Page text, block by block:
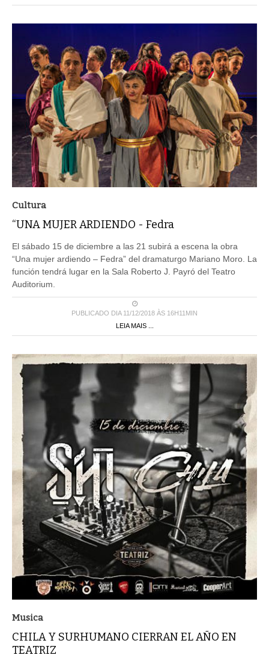
Cultura
“UNA MUJER ARDIENDO - Fedra
El sábado 15 de diciembre a las 21 subirá a escena la obra
“Una mujer ardiendo – Fedra” del dramaturgo Mariano Moro. La
función tendrá lugar en la Sala Roberto J. Payró del Teatro
Auditorium.
PUBLICADO DIA 11/12/2018 ÀS 16H11MIN
LEIA MAIS ...
Musica
CHILA Y SURHUMANO CIERRAN EL AÑO EN
TEATRIZ